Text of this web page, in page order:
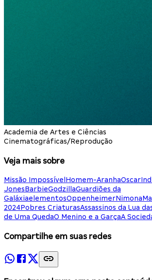
Academia de Artes e Ciências
Cinematográficas/Reprodução
Veja mais sobre
Missão Impossível Homem-AranhaOscar
JonesBarbieGodzillaGuardiões da
GaláxiaelementosOppenheimerNimona
2024Pobres CriaturasAssassinos da Lua
de Uma QuedaO Menino e a GarçaA
Compartilhe em suas redes